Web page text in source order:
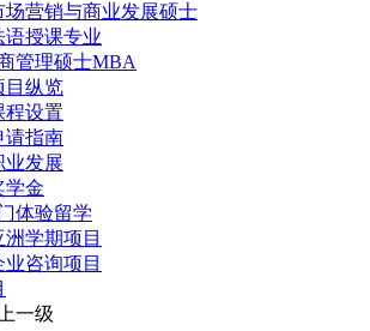
场营销与商业发展硕士
语授课专业
管理硕士MBA
目纵览
程设置
请指南
业发展
学金
体验留学
洲学期项目
业咨询项目